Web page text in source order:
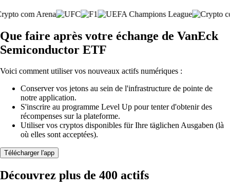
Que faire après votre échange de VanEck
Semiconductor ETF
Voici comment utiliser vos nouveaux actifs numériques :
Conserver vos jetons au sein de l'infrastructure de pointe de
notre application.
S'inscrire au programme Level Up pour tenter d'obtenir des
récompenses sur la plateforme.
Utiliser vos cryptos disponibles für Ihre täglichen Ausgaben (là
où elles sont acceptées).
Télécharger l'app
Découvrez plus de 400 actifs